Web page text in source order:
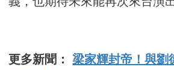
更多新聞：梁家輝封帝！與劉